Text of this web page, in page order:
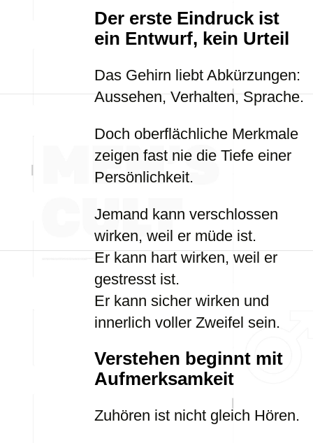
Der erste Eindruck ist
ein Entwurf, kein Urteil
Das Gehirn liebt Abkürzungen:
Aussehen, Verhalten, Sprache.
Doch oberflächliche Merkmale
zeigen fast nie die Tiefe einer
Persönlichkeit.
Jemand kann verschlossen
wirken, weil er müde ist.
Er kann hart wirken, weil er
gestresst ist.
Er kann sicher wirken und
innerlich voller Zweifel sein.
Verstehen beginnt mit
Aufmerksamkeit
Zuhören ist nicht gleich Hören.